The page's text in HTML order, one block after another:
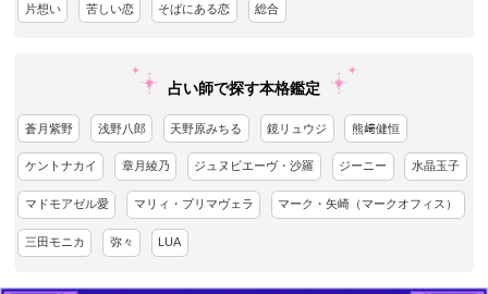
片想い 苦しい恋 そばにある恋 総合
占い師で探す本格鑑定
蒼月紫野 浅野八郎 天野原みちる 鏡リュウジ 熊﨑健恒
ケントナカイ 章月綾乃 ジュヌビエーヴ・沙羅 ジーニー 水晶玉子
マドモアゼル愛 マリィ・プリマヴェラ マーク・矢崎（マークオフィス）
三田モニカ 弥々 LUA